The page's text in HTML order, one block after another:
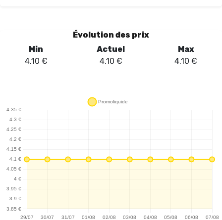
Évolution des prix
Min
4.10 €
Actuel
4.10 €
Max
4.10 €